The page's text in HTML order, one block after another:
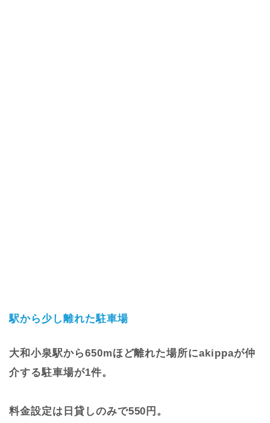
駅から少し離れた駐車場
大和小泉駅から650mほど離れた場所にakippaが仲
介する駐車場が1件。
料金設定は日貸しのみで550円。